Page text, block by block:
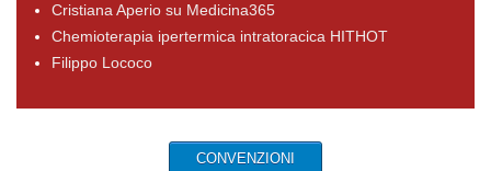
Cristiana Aperio su Medicina365
Chemioterapia ipertermica intratoracica HITHOT
Filippo Lococo
CONVENZIONI